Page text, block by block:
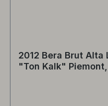
2012 Bera Brut Alta
"Ton Kalk"